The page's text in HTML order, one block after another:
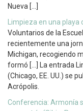
Nueva […]
Limpieza en una playa
Voluntarios de la
recientemente una
Michigan, recogiendo
formó […] La entrada
(Chicago, EE. UU.) se
Acrópolis.
Conferencia: Armonía